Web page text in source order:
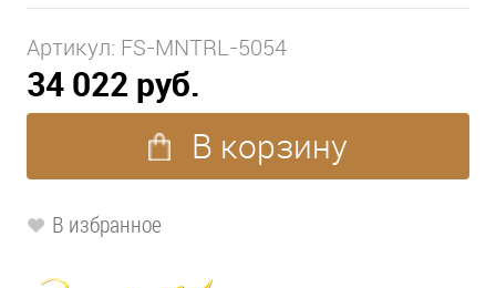
Артикул: FS-MNTRL-5054
34 022 руб.
В корзину
В избранное